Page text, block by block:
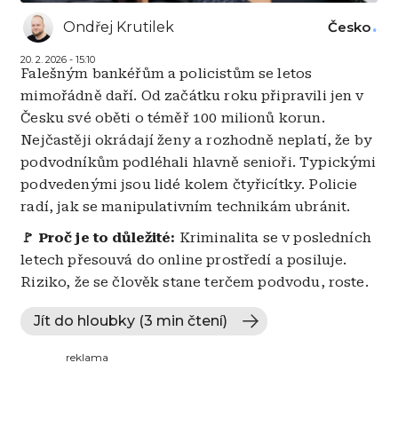
Ondřej Krutilek
20. 2. 2026 - 15:10
Česko
Falešným bankéřům a policistům se letos
mimořádně daří. Od začátku roku připravili jen v
Česku své oběti o téměř 100 milionů korun.
Nejčastěji okrádají ženy a rozhodně neplatí, že by
podvodníkům podléhali hlavně senioři. Typickými
podvedenými jsou lidé kolem čtyřicítky. Policie
radí, jak se manipulativním technikám ubránit.
🚩 Proč je to důležité: Kriminalita se v posledních
letech přesouvá do online prostředí a posiluje.
Riziko, že se člověk stane terčem podvodu, roste.
Jít do hloubky (3 min čtení)
reklama